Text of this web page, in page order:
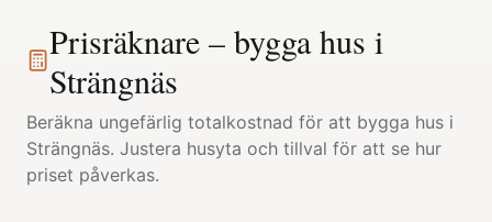
Prisräknare – bygga hus i
Strängnäs
Beräkna ungefärlig totalkostnad för att bygga hus i
Strängnäs. Justera husyta och tillval för att se hur
priset påverkas.